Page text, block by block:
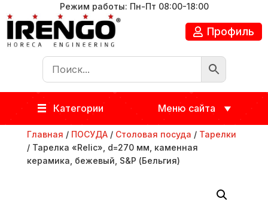
Режим работы: Пн-Пт 08:00-18:00
Профиль
Категории Меню сайта
Главная / ПОСУДА/ Столовая посуда / Тарелки
/ Тарелка «Relic», d=270 мм, каменная
керамика, бежевый, S&P (Бельгия)